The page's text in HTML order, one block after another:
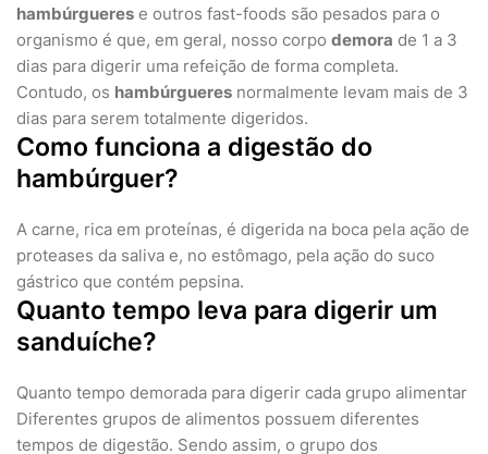
hambúrgueres e outros fast-foods são pesados para o
organismo é que, em geral, nosso corpo demora de 1 a 3
dias para digerir uma refeição de forma completa.
Contudo, os hambúrgueres normalmente levam mais de 3
dias para serem totalmente digeridos.
Como funciona a digestão do
hambúrguer?
A carne, rica em proteínas, é digerida na boca pela ação de
proteases da saliva e, no estômago, pela ação do suco
gástrico que contém pepsina.
Quanto tempo leva para digerir um
sanduíche?
Quanto tempo demorada para digerir cada grupo alimentar
Diferentes grupos de alimentos possuem diferentes
tempos de digestão. Sendo assim, o grupo dos